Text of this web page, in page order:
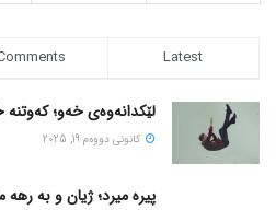
Latest
لێکدانەوەی خەو؛ کەوتنە
كانونی دووه‌م 19, 2025
پیره میرد؛ ژیان و به رهه